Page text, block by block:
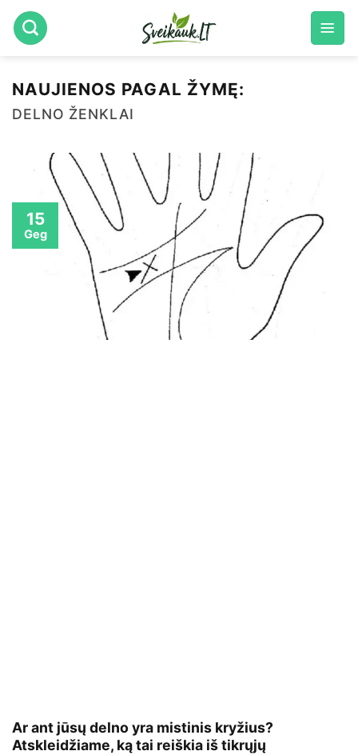
Skip
to
NAUJIENOS PAGAL ŽYMĘ:
DELNO ŽENKLAI
Ar ant jūsų delno yra mistinis kryžius?
Atskleidžiame, ką tai reiškia iš tikrųjų
15
Geg